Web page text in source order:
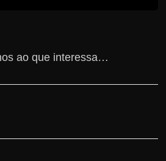
ao que interessa…